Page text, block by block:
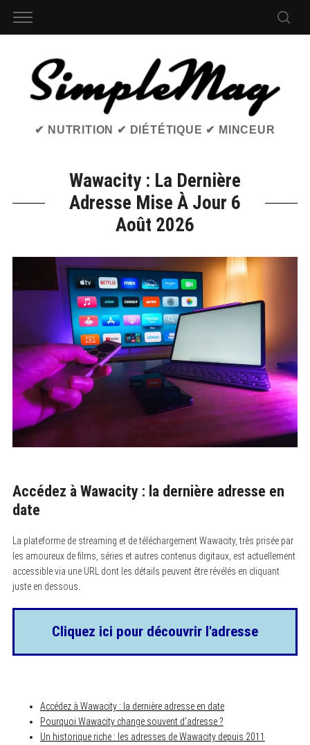
✔ NUTRITION ✔ DIÉTÉTIQUE ✔ MINCEUR
Wawacity : La Dernière
Adresse Mise À Jour 6
Août 2026
Accédez à Wawacity : la dernière adresse en
date
La plateforme de streaming et de téléchargement Wawacity, très prisée par
les amoureux de films, séries et autres contenus digitaux, est actuellement
accessible via une URL dont les détails peuvent être révélés en cliquant
juste en dessous.
Cliquez ici pour découvrir l'adresse
Accédez à Wawacity : la dernière adresse en date
Pourquoi Wawacity change souvent d’adresse ?
Un historique riche : les adresses de Wawacity depuis 2011